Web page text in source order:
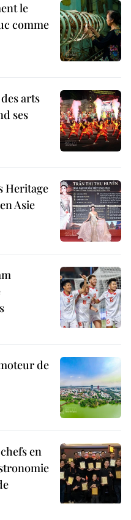
le
comme
arts
ses
Heritage
Asie
de
en